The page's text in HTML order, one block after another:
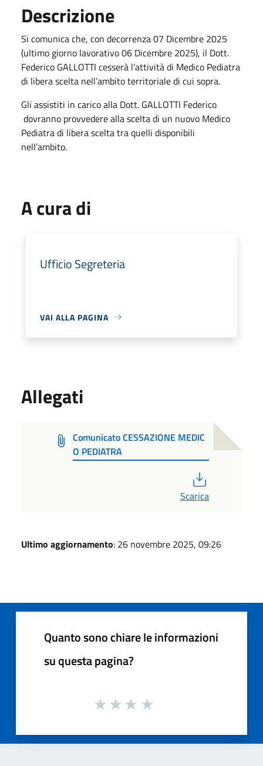
Descrizione
Si comunica che, con decorrenza 07 Dicembre 2025
(ultimo giorno lavorativo 06 Dicembre 2025), il Dott.
Federico GALLOTTI cesserà l’attività di Medico Pediatra
di libera scelta nell’ambito territoriale di cui sopra.
Gli assistiti in carico alla Dott. GALLOTTI Federico
dovranno provvedere alla scelta di un nuovo Medico
Pediatra di libera scelta tra quelli disponibili
nell’ambito.
A cura di
Ufficio Segreteria
VAI ALLA PAGINA
Allegati
Comunicato CESSAZIONE MEDIC
O PEDIATRA
Scarica
Ultimo aggiornamento: 26 novembre 2025, 09:26
Quanto sono chiare le informazioni
su questa pagina?